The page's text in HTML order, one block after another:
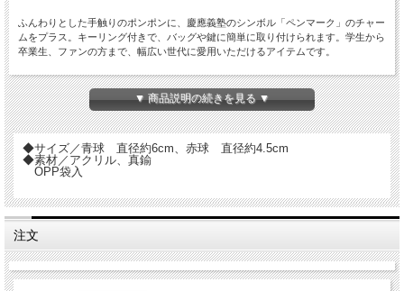
ふんわりとした手触りのポンポンに、慶應義塾のシンボル「ペンマーク」のチャー
ムをプラス。キーリング付きで、バッグや鍵に簡単に取り付けられます。学生から
卒業生、ファンの方まで、幅広い世代に愛用いただけるアイテムです。
慶應義塾の誇りを、いつもそばに。
▼ 商品説明の続きを見る ▼
◆サイズ／青球 直径約6cm、赤球 直径約4.5cm
◆素材／アクリル、真鍮
OPP袋入
注文